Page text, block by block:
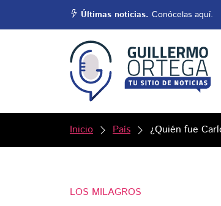
Últimas noticias. Conócelas aquí.
Inicio País ¿Quién fue
LOS MILAGROS